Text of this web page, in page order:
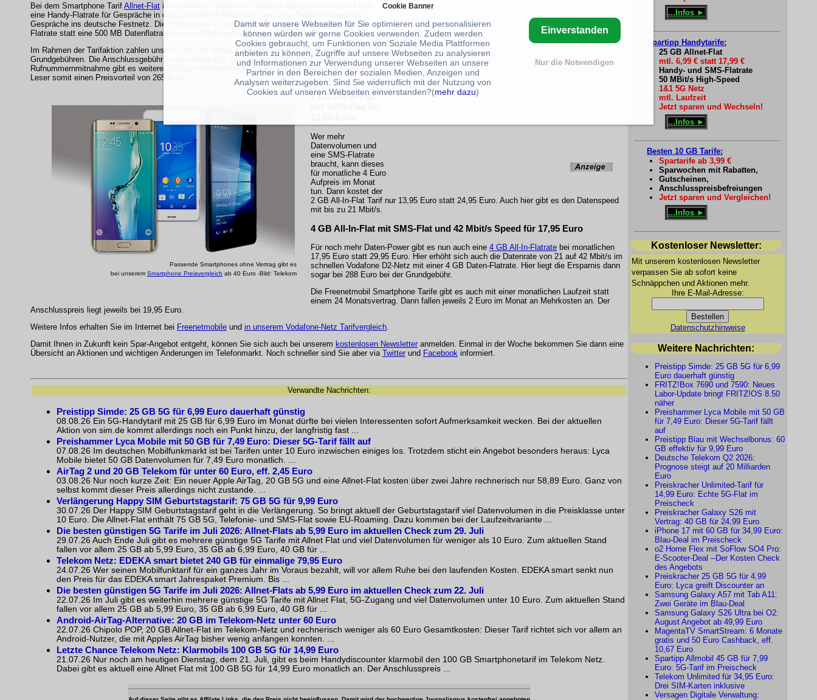
Bei dem Smartphone Tarif Allnet-Flat im schnellen D-Netz von Vodafone bekommen unsere Leser
eine Handy-Flatrate für Gespräche in das nationale Mobilfunknetz und eine Telefon-Flatrate für
Gespräche ins deutsche Festnetz. Die SMS kostet 9 Cent. Ferner gibt es nun eine 1 GB Daten-
Flatrate statt eine 500 MB Datenflatrate bei einer Datenrate von bis zu 21,6 Mbit/s.
Im Rahmen der Tarifaktion zahlen unsere Leser im Monat nur 9,95 Euro statt 19,95 Euro an
Grundgebühren. Die Anschlussgebühr für den Allnet-Flat Tarif beträgt 19,95 Euro. Bei einer
Rufnummernmitnahme gibt es weitere 25 Euro Wechselbonus. In der Summe bekommen unsere
Leser somit einen Preisvorteil von 265 Euro.
Passende Smartphones ohne Vertrag gibt es
bei unserem Smartphone Preisvergleich ab 40 Euro -Bild: Telekom
2 GB All-In-Flat
Wer mehr
Datenvolumen und
eine SMS-Flatrate
braucht, kann dieses
für monatliche 4 Euro
Aufpreis im Monat
tun. Dann kostet der
2 GB All-In-Flat Tarif nur 13,95 Euro statt 24,95 Euro. Auch hier gibt es den Datenspeed
mit bis zu 21 Mbit/s.
4 GB All-In-Flat mit SMS-Flat und 42 Mbit/s Speed für 17,95 Euro
Für noch mehr Daten-Power gibt es nun auch eine 4 GB All-In-Flatrate bei monatlichen
17,95 Euro statt 29,95 Euro. Hier erhöht sich auch die Datenrate von 21 auf 42 Mbit/s im
schnellen Vodafone D2-Netz mit einer 4 GB Daten-Flatrate. Hier liegt die Ersparnis dann
sogar bei 288 Euro bei der Grundgebühr.
Die Freenetmobil Smartphone Tarife gibt es auch mit einer monatlichen Laufzeit statt
einem 24 Monatsvertrag. Dann fallen jeweils 2 Euro im Monat an Mehrkosten an. Der
Anschlusspreis liegt jeweils bei 19,95 Euro.
Weitere Infos erhalten Sie im Internet bei Freenetmobile und in unserem Vodafone-Netz Tarifvergleich
Damit Ihnen in Zukunft kein Spar-Angebot entgeht, können Sie sich auch bei unserem kostenlosen Newsletter anmelden. Einmal in der Woche bekommen Sie dann eine
Übersicht an Aktionen und wichtigen Änderungen im Telefonmarkt. Noch schneller sind Sie aber via Twitter und Facebook informiert.
Verwandte Nachrichten:
Preistipp Simde: 25 GB 5G für 6,99 Euro dauerhaft günstig
08.08.26 Ein 5G-Handytarif mit 25 GB für 6,99 Euro im Monat dürfte bei vielen Interessenten sofort Aufmerksamkeit wecken. Bei der aktuellen
Aktion von sim.de kommt allerdings noch ein Punkt hinzu, der langfristig fast ...
Preishammer Lyca Mobile mit 50 GB für 7,49 Euro: Dieser 5G-Tarif fällt auf
07.08.26 Im deutschen Mobilfunkmarkt ist bei Tarifen unter 10 Euro inzwischen einiges los. Trotzdem sticht ein Angebot besonders heraus: Lyca
Mobile bietet 50 GB Datenvolumen für 7,49 Euro monatlich. ...
AirTag 2 und 20 GB Telekom für unter 60 Euro, eff. 2,45 Euro
03.08.26 Nur noch kurze Zeit: Ein neuer Apple AirTag, 20 GB 5G und eine Allnet-Flat kosten über zwei Jahre rechnerisch nur 58,89 Euro. Ganz von
selbst kommt dieser Preis allerdings nicht zustande. ...
Verlängerung Happy SIM Geburtstagstarif: 75 GB 5G für 9,99 Euro
30.07.26 Der Happy SIM Geburtstagstarif geht in die Verlängerung. So bringt aktuell der Geburtstagstarif viel Datenvolumen in die Preisklasse unter
10 Euro. Die Allnet-Flat enthält 75 GB 5G, Telefonie- und SMS-Flat sowie EU-Roaming. Dazu kommen bei der Laufzeitvariante ...
Die besten günstigen 5G Tarife im Juli 2026: Allnet-Flats ab 5,99 Euro im aktuellen Check zum 29. Juli
29.07.26 Auch Ende Juli gibt es mehrere günstige 5G Tarife mit Allnet Flat und viel Datenvolumen für weniger als 10 Euro. Zum aktuellen Stand
fallen vor allem 25 GB ab 5,99 Euro, 35 GB ab 6,99 Euro, 40 GB für ...
Telekom Netz: EDEKA smart bietet 240 GB für einmalige 79,95 Euro
24.07.26 Wer seinen Mobilfunktarif für ein ganzes Jahr im Voraus bezahlt, will vor allem Ruhe bei den laufenden Kosten. EDEKA smart senkt nun
den Preis für das EDEKA smart Jahrespaket Premium. Bis ...
Die besten günstigen 5G Tarife im Juli 2026: Allnet-Flats ab 5,99 Euro im aktuellen Check zum 22. Juli
22.07.26 Im Juli gibt es weiterhin mehrere günstige 5G Tarife mit Allnet Flat, 5G-Zugang und viel Datenvolumen unter 10 Euro. Zum aktuellen Stand
fallen vor allem 25 GB ab 5,99 Euro, 35 GB ab 6,99 Euro, 40 GB für ...
Android-AirTag-Alternative: 20 GB im Telekom-Netz unter 60 Euro
22.07.26 Chipolo POP, 20 GB Allnet-Flat im Telekom-Netz und rechnerisch weniger als 60 Euro Gesamtkosten: Dieser Tarif richtet sich vor allem an
Android-Nutzer, die mit Apples AirTag bisher wenig anfangen konnten. ...
Letzte Chance Telekom Netz: Klarmobils 100 GB 5G für 14,99 Euro
21.07.26 Nur noch am heutigen Dienstag, dem 21. Juli, gibt es beim Handydiscounter klarmobil den 100 GB Smartphonetarif im Telekom Netz.
Dabei gibt es aktuell eine Allnet Flat mit 100 GB 5G für 14,99 Euro monatlich an. Der Anschlusspreis ...
...Infos ►
Spartipp Handytarife:
25 GB Allnet-Flat
mtl. 6,99 € statt 17,99 €
Handy- und SMS-Flatrate
50 MBit/s High-Speed
1&1 5G Netz
mtl. Laufzeit
Jetzt sparen und Wechseln!
...Infos ►
Besten 10 GB Tarife:
Spartarife ab 3,99 €
Sparwochen mit Rabatten,
Gutscheinen,
Anschlusspreisbefreiungen
Jetzt sparen und Vergleichen!
...Infos ►
Kostenloser Newsletter:
Mit unserem kostenlosen Newsletter
verpassen Sie ab sofort keine
Schnäppchen und Aktionen mehr.
Ihre E-Mail-Adresse:
Datenschutzhinweise
Weitere Nachrichten:
Preistipp Simde: 25 GB 5G für 6,99
Euro dauerhaft günstig
FRITZ!Box 7690 und 7590: Neues
Labor-Update bringt FRITZ!OS 8.50
näher
Preishammer Lyca Mobile mit 50 GB
für 7,49 Euro: Dieser 5G-Tarif fällt
auf
Preistipp Blau mit Wechselbonus: 60
GB effektiv für 9,99 Euro
Deutsche Telekom Q2 2026:
Prognose steigt auf 20 Milliarden
Euro
Preiskracher Unlimited-Tarif für
14,99 Euro: Echte 5G-Flat im
Preischeck
Preiskracher Galaxy S26 mit
Vertrag: 40 GB für 24,99 Euro
iPhone 17 mit 60 GB für 34,99 Euro:
Blau-Deal im Preischeck
o2 Home Flex mit SoFlow SO4 Pro:
E-Scooter-Deal --Der Kosten Check
des Angebots
Preiskracher 25 GB 5G für 4,99
Euro: Lyca greift Discounter an
Samsung Galaxy A57 mit Tab A11:
Zwei Geräte im Blau-Deal
Samsung Galaxy S26 Ultra bei O2:
August Angebot ab 49,99 Euro
MagentaTV SmartStream: 6 Monate
gratis und 50 Euro Cashback, eff.
10,67 Euro
Spartipp Allmobil 45 GB für 7,99
Euro: 5G-Tarif im Preischeck
Telekom Unlimited für 34,95 Euro:
Drei SIM-Karten inklusive
Versagen Digitale Verwaltung:
Cookie Banner
Damit wir unsere Webseiten für Sie optimieren und personalisieren
können würden wir gerne Cookies verwenden. Zudem werden
Cookies gebraucht, um Funktionen von Soziale Media Plattformen
anbieten zu können, Zugriffe auf unsere Webseiten zu analysieren
und Informationen zur Verwendung unserer Webseiten an unsere
Partner in den Bereichen der sozialen Medien, Anzeigen und
Analysen weiterzugeben. Sind Sie widerruflich mit der Nutzung von
Cookies auf unseren Webseiten einverstanden?(mehr dazu)
Einverstanden
Nur die Notwendigen